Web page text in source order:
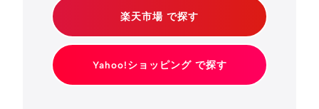
楽天市場 で探す
Yahoo!ショッピング で探す